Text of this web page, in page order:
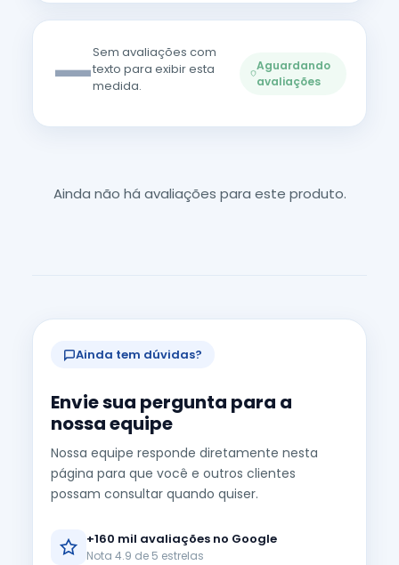
—Sem avaliações com
texto para exibir esta
medida.
Aguardando
avaliações
Ainda não há avaliações para este produto.
Ainda tem dúvidas?
Envie sua pergunta para a
nossa equipe
Nossa equipe responde diretamente nesta
página para que você e outros clientes
possam consultar quando quiser.
+160 mil avaliações no Google
Nota 4.9 de 5 estrelas